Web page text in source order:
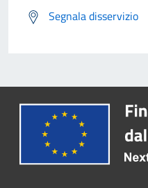
Segnala disservizio